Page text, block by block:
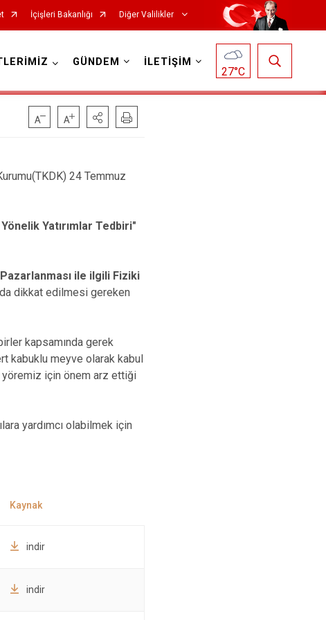
İçişleri Bakanlığı Diğer Valilikler
GÜNDEM İLETİŞİM
27°C
24 Temmuz
Yatırımlar Tedbiri"
ile ilgili Fiziki
dikkat edilmesi gereken
kapsamında gerek
kabuklu meyve olarak kabul
yöremiz için önem arz ettiği
yardımcı olabilmek için
indir
indir